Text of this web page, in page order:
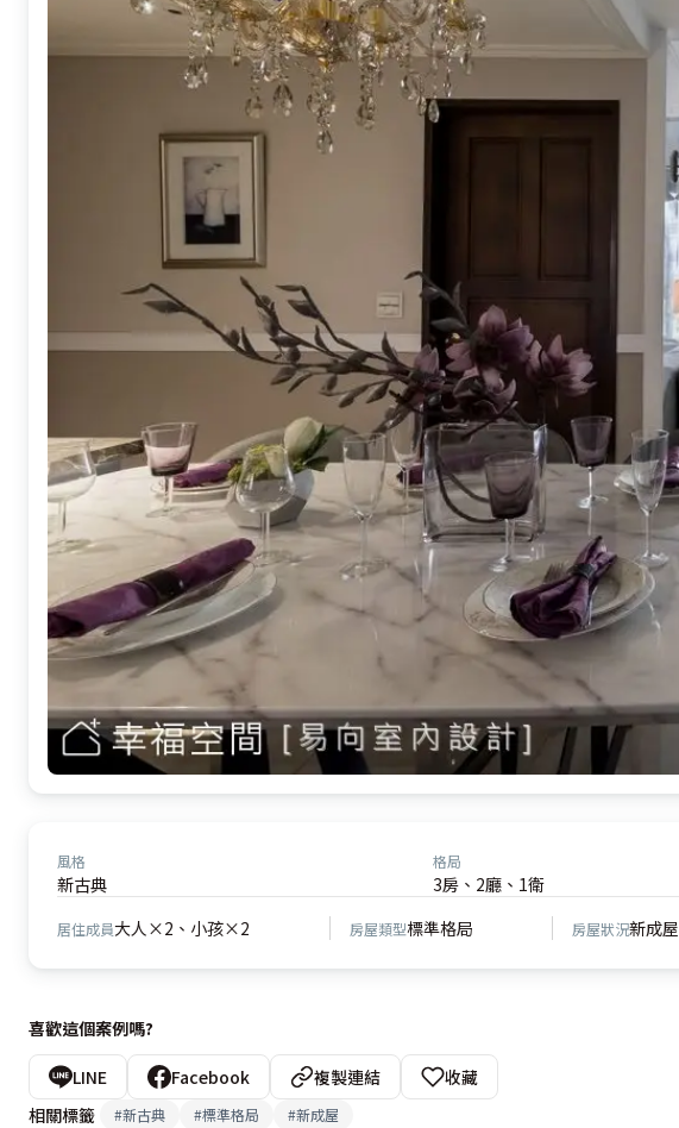
風格
新古典
格局
3房、2廳、1衛
居住成員大人×2、小孩×2 房屋類型標準格局 房屋狀況新成屋
喜歡這個案例嗎?
LINE Facebook 複製連結
收藏
相關標籤
#新古典 #標準格局 #新成屋